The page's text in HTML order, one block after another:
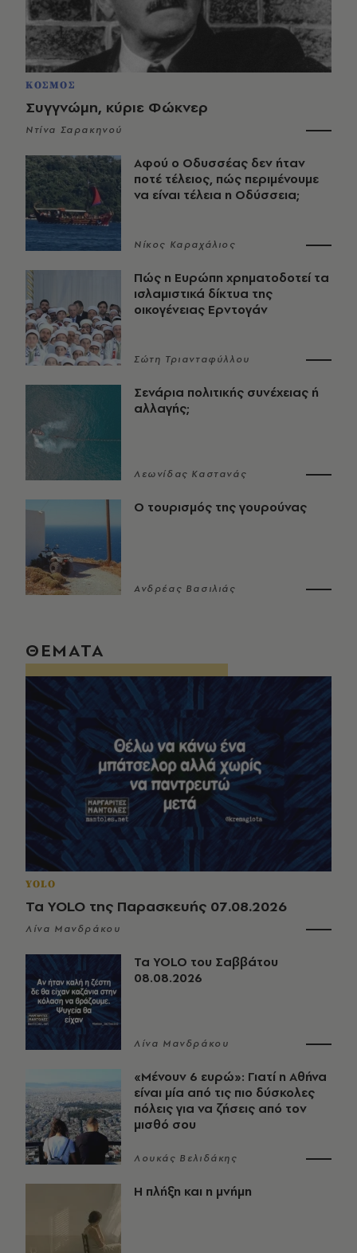
ΚΟΣΜΟΣ
Συγγνώμη, κύριε Φώκνερ
Ντίνα Σαρακηνού
Αφού ο Οδυσσέας δεν ήταν
ποτέ τέλειος, πώς περιμένουμε
να είναι τέλεια η Οδύσσεια;
Νίκος Καραχάλιος
Πώς η Ευρώπη χρηματοδοτεί τα
ισλαμιστικά δίκτυα της
οικογένειας Ερντογάν
Σώτη Τριανταφύλλου
Σενάρια πολιτικής συνέχειας ή
αλλαγής;
Λεωνίδας Καστανάς
Ο τουρισμός της γουρούνας
Ανδρέας Βασιλιάς
ΘΕΜΑΤΑ
YOLO
Τα YOLO της Παρασκευής 07.08.2026
Λίνα Μανδράκου
Τα YOLO του Σαββάτου
08.08.2026
Λίνα Μανδράκου
«Μένουν 6 ευρώ»: Γιατί η Αθήνα
είναι μία από τις πιο δύσκολες
πόλεις για να ζήσεις από τον
μισθό σου
Λουκάς Βελιδάκης
Η πλήξη και η μνήμη